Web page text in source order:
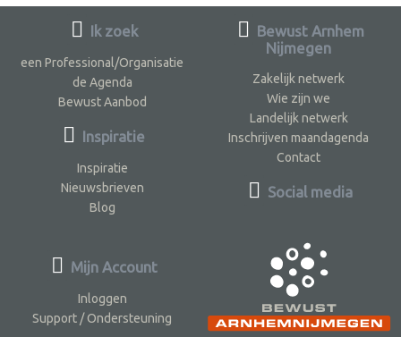
Ik zoek
een Professional/Organisatie
de Agenda
Bewust Aanbod
Inspiratie
Inspiratie
Nieuwsbrieven
Blog
Bewust Arnhem
Nijmegen
Zakelijk netwerk
Wie zijn we
Landelijk netwerk
Inschrijven maandagenda
Contact
Social media
Mijn Account
Inloggen
Support / Ondersteuning